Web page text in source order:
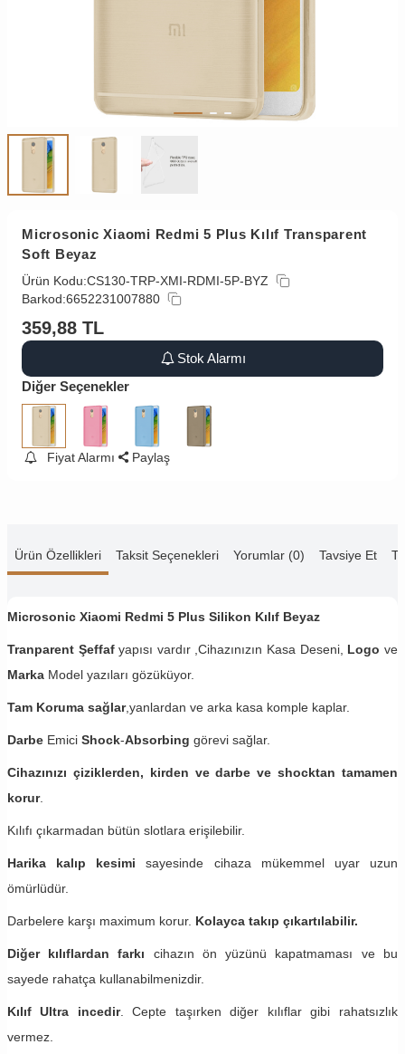
Microsonic Xiaomi Redmi 5 Plus Kılıf Transparent
Soft Beyaz
Ürün Kodu:CS130-TRP-XMI-RDMI-5P-BYZ
Barkod:6652231007880
359,88 TL
Stok Alarmı
Diğer Seçenekler
Fiyat Alarmı Paylaş
Ürün Özellikleri Taksit Seçenekleri Yorumlar (0) Tavsiye Et
Microsonic Xiaomi Redmi 5 Plus Silikon Kılıf Beyaz
Tranparent Şeffafyapısı vardır ,Cihazınızın Kasa Deseni, Logo ve
Marka Model yazıları gözüküyor.
Tam Koruma sağlar,yanlardan ve arka kasa komple kaplar.
Darbe Emici Shock-Absorbing görevi sağlar.
Cihazınızı çiziklerden, kirden ve darbe ve shocktan tamamen
korur.
Kılıfı çıkarmadan bütün slotlara erişilebilir.
Harika kalıp kesimi sayesinde cihaza mükemmel uyar uzun
ömürlüdür.
Darbelere karşı maximum korur. Kolayca takıp çıkartılabilir.
Diğer kılıflardan farkı cihazın ön yüzünü kapatmaması ve bu
sayede rahatça kullanabilmenizdir.
Kılıf Ultra incedir. Cepte taşırken diğer kılıflar gibi rahatsızlık
vermez.